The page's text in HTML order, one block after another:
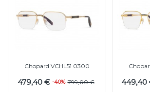
Chopard VCHL51 0300
479,40 € -40% 799,00 € 449,40